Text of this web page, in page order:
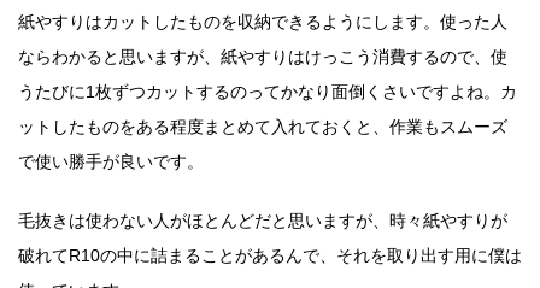
紙やすりはカットしたものを収納できるようにします。使った人
ならわかると思いますが、紙やすりはけっこう消費するので、使
うたびに1枚ずつカットするのってかなり面倒くさいですよね。カ
ットしたものをある程度まとめて入れておくと、作業もスムーズ
で使い勝手が良いです。
毛抜きは使わない人がほとんどだと思いますが、時々紙やすりが
破れてR10の中に詰まることがあるんで、それを取り出す用に僕は